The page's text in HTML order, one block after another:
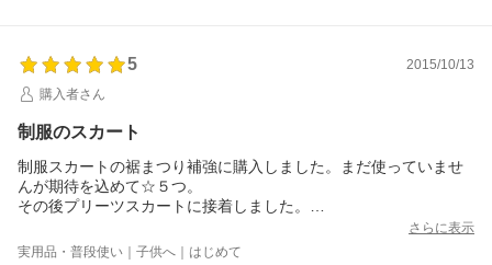
5
2015/10/13
購入者さん
制服のスカート
制服スカートの裾まつり補強に購入しました。まだ使っていませ
んが期待を込めて☆５つ。
その後プリーツスカートに接着しました。
強力に接着しますがひだが微妙に厚ぼったくなってしまいます。
でもほつれて直す事よりこちらの商品を取ります。
さらに表示
実用品・普段使い｜子供へ｜はじめて